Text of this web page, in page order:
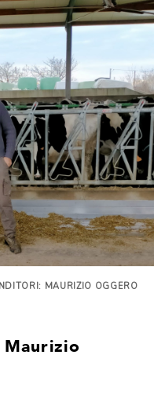
MAURIZIO OGGERO